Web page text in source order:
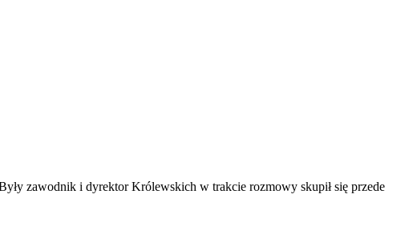
zawodnik i dyrektor Królewskich w trakcie rozmowy skupił się przede